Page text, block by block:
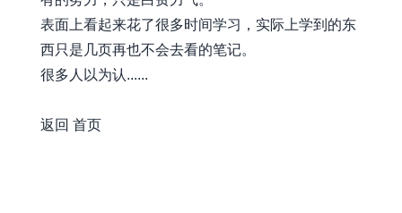
表面上看起来花了很多时间学习，实际上学到的东
西只是几页再也不会去看的笔记。
很多人以为认......
返回 首页